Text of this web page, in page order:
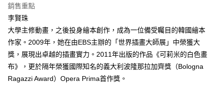
銷售重點
李賢珠
大學主修動畫，之後投身繪本創作，成為一位備受矚目的韓國繪本
作家。2009年，她在由EBS主辦的「世界插畫大師展」中榮獲大
獎，展現出卓越的插畫實力。2011年出版的作品《可莉米的白色畫
布》，更於隔年榮獲國際知名的義大利波隆那拉加齊獎（Bologna
Ragazzi Award）Opera Prima首作獎。